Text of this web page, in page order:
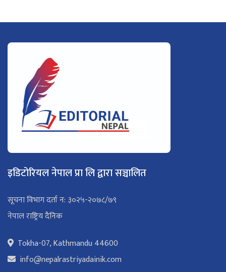
इडिटोरियल नेपाल प्रा लि द्वारा सञ्चालित
सूचना विभाग दर्ता न: ३०२५-२०७८/७९
नेपाल राष्ट्रिय दैनिक
Tokha-07, Kathmandu 44600
info@nepalrastriyadainik.com